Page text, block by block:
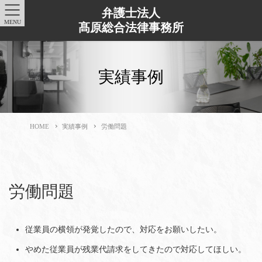
弁護士法人
髙原総合法律事務所
実績事例
HOME 実績事例 労働問題
労働問題
従業員の横領が発覚したので、対応をお願いしたい。
やめた従業員が残業代請求をしてきたので対応してほしい。
MENU